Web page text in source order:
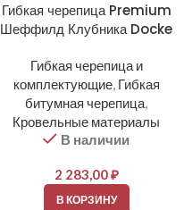
Гибкая черепица Premium
Шеффилд Клубника Docke
Гибкая черепица и
комплектующие, Гибкая
битумная черепица,
Кровельные материалы
В наличии
2 283,00₽
В КОРЗИНУ